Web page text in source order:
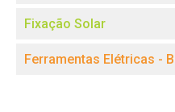
Fixação Solar
Ferramentas Elétricas -